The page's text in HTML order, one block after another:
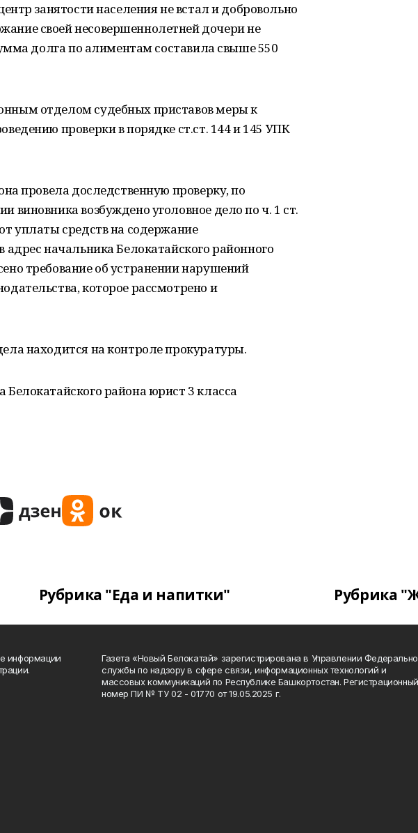
занятости населения не встал и добровольно
своей несовершеннолетней дочери не
долга по алиментам составила свыше 550
отделом судебных приставов меры к
проверки в порядке ст.ст. 144 и 145 УПК
провела доследственную проверку, по
виновника возбуждено уголовное дело по ч. 1 ст.
уплаты средств на содержание
адрес начальника Белокатайского районного
требование об устранении нарушений
которое рассмотрено и
находится на контроле прокуратуры.
района юрист 3 класса
Рубрика "Еда и напитки" Рубрика
информации
Газета «Новый Белокатай» зарегистрирована в Управлении
службы по надзору в сфере связи, информационных технологий и
массовых коммуникаций по Республике Башкортостан. Регистрационный
номер ПИ № ТУ 02 - 01770 от 19.05.2025 г.